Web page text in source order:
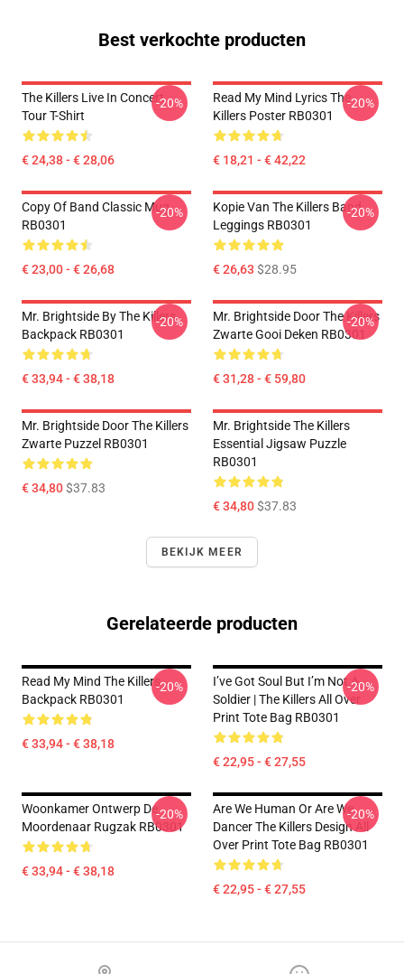
Best verkochte producten
The Killers Live In Concert
Tour T-Shirt
€ 24,38 - € 28,06
-20%
Read My Mind Lyrics The
Killers Poster RB0301
€ 18,21 - € 42,22
-20%
Copy Of Band Classic Mug
RB0301
€ 23,00 - € 26,68
-20%
Kopie Van The Killers Band
Leggings RB0301
€ 26,63 $28.95
-20%
Mr. Brightside By The Killers
Backpack RB0301
€ 33,94 - € 38,18
-20%
Mr. Brightside Door The Killers
Zwarte Gooi Deken RB0301
€ 31,28 - € 59,80
-20%
Mr. Brightside Door The Killers
Zwarte Puzzel RB0301
€ 34,80$37.83
Mr. Brightside The Killers
Essential Jigsaw Puzzle
RB0301
€ 34,80$37.83
BEKIJK MEER
Gerelateerde producten
Read My Mind The Killers
Backpack RB0301
€ 33,94 - € 38,18
-20%
I’ve Got Soul But I’m Not A
Soldier | The Killers All Over
Print Tote Bag RB0301
€ 22,95 - € 27,55
-20%
Woonkamer Ontwerp De
Moordenaar Rugzak RB0301
€ 33,94 - € 38,18
-20%
Are We Human Or Are We
Dancer The Killers Design All
Over Print Tote Bag RB0301
€ 22,95 - € 27,55
-20%